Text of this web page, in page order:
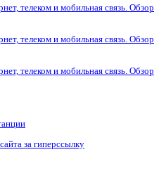
телеком и мобильная связь. Обзор
телеком и мобильная связь. Обзор
телеком и мобильная связь. Обзор
за гиперссылку